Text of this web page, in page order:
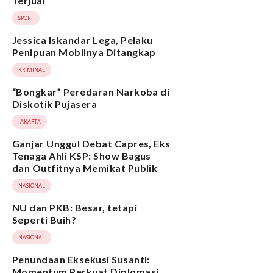
SPORT
Jessica Iskandar Lega, Pelaku
Penipuan Mobilnya Ditangkap
KRIMINAL
“Bongkar” Peredaran Narkoba di
Diskotik Pujasera
JAKARTA
Ganjar Unggul Debat Capres, Eks
Tenaga Ahli KSP: Show Bagus
dan Outfitnya Memikat Publik
NASIONAL
NU dan PKB: Besar, tetapi
Seperti Buih?
NASIONAL
Penundaan Eksekusi Susanti: